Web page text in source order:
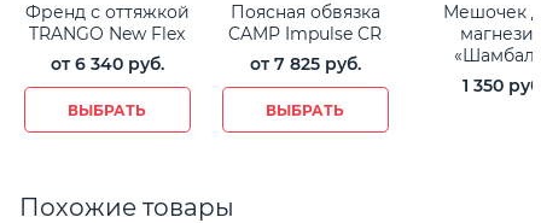
Френд с оттяжкой
TRANGO New Flex
от 6 340 руб.
ВЫБРАТЬ
Поясная обвязка
CAMP Impulse CR
от 7 825 руб.
ВЫБРАТЬ
Мешочек
1 350
Похожие товары